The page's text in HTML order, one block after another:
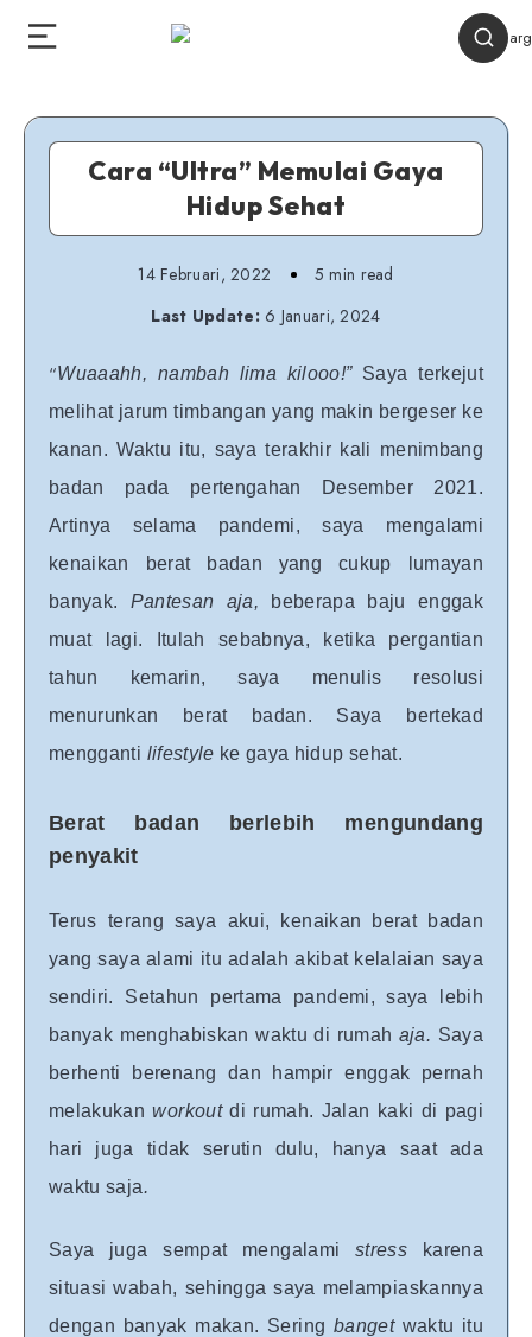
Cara “Ultra” Memulai Gaya
Hidup Sehat
14 Februari, 2022
5 min read
Last Update: 6 Januari, 2024
“Wuaaahh, nambah lima kilooo!” Saya terkejut
melihat jarum timbangan yang makin bergeser ke
kanan. Waktu itu, saya terakhir kali menimbang
badan pada pertengahan Desember 2021.
Artinya selama pandemi, saya mengalami
kenaikan berat badan yang cukup lumayan
banyak. Pantesan aja,
beberapa baju enggak
muat lagi. Itulah sebabnya, ketika pergantian
tahun kemarin, saya menulis resolusi
menurunkan berat badan. Saya bertekad
mengganti lifestyle ke gaya hidup sehat.
Berat badan berlebih mengundang
penyakit
Terus terang saya akui, kenaikan berat badan
yang saya alami itu adalah akibat kelalaian saya
sendiri. Setahun pertama pandemi, saya lebih
banyak menghabiskan waktu di rumah aja. Saya
berhenti berenang dan hampir enggak pernah
melakukanworkoutdi rumah. Jalan kaki di pagi
hari juga tidak serutin dulu, hanya saat ada
waktu saja.
Saya juga sempat mengalamistress
karena
situasi wabah, sehingga saya melampiaskannya
dengan banyak makan. Sering banget waktu itu